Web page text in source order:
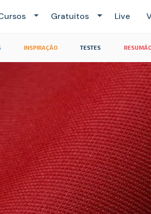
Gratuitos Live
INSPIRAÇÃO TESTES